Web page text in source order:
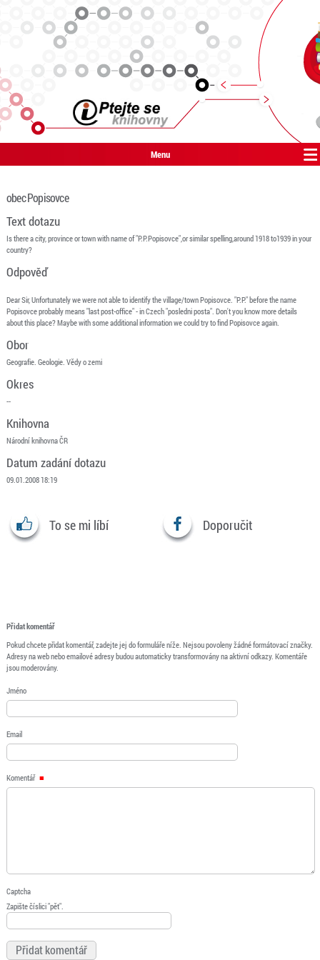
Menu
obec Popisovce
Text dotazu
Is there a city, province or town with name of "P.P.Popisovce",or similar spelling,around 1918 to1939 in your
country?
Odpověď
Dear Sir, Unfortunately we were not able to identify the village/town Popisovce. "P.P." before the name
Popisovce probably means "last post-office" - in Czech "posledni posta". Don't you know more details
about this place? Maybe with some additional information we could try to find Popisovce again.
Obor
Geografie. Geologie. Vědy o zemi
Okres
--
Knihovna
Národní knihovna ČR
Datum zadání dotazu
09.01.2008 18:19
To se mi líbí Doporučit
Přidat komentář
Pokud chcete přidat komentář, zadejte jej do formuláře níže. Nejsou povoleny žádné formátovací značky.
Adresy na web nebo emailové adresy budou automaticky transformovány na aktivní odkazy. Komentáře
jsou moderovány.
Jméno
Email
Komentář
Captcha
Zapište číslici "pět".